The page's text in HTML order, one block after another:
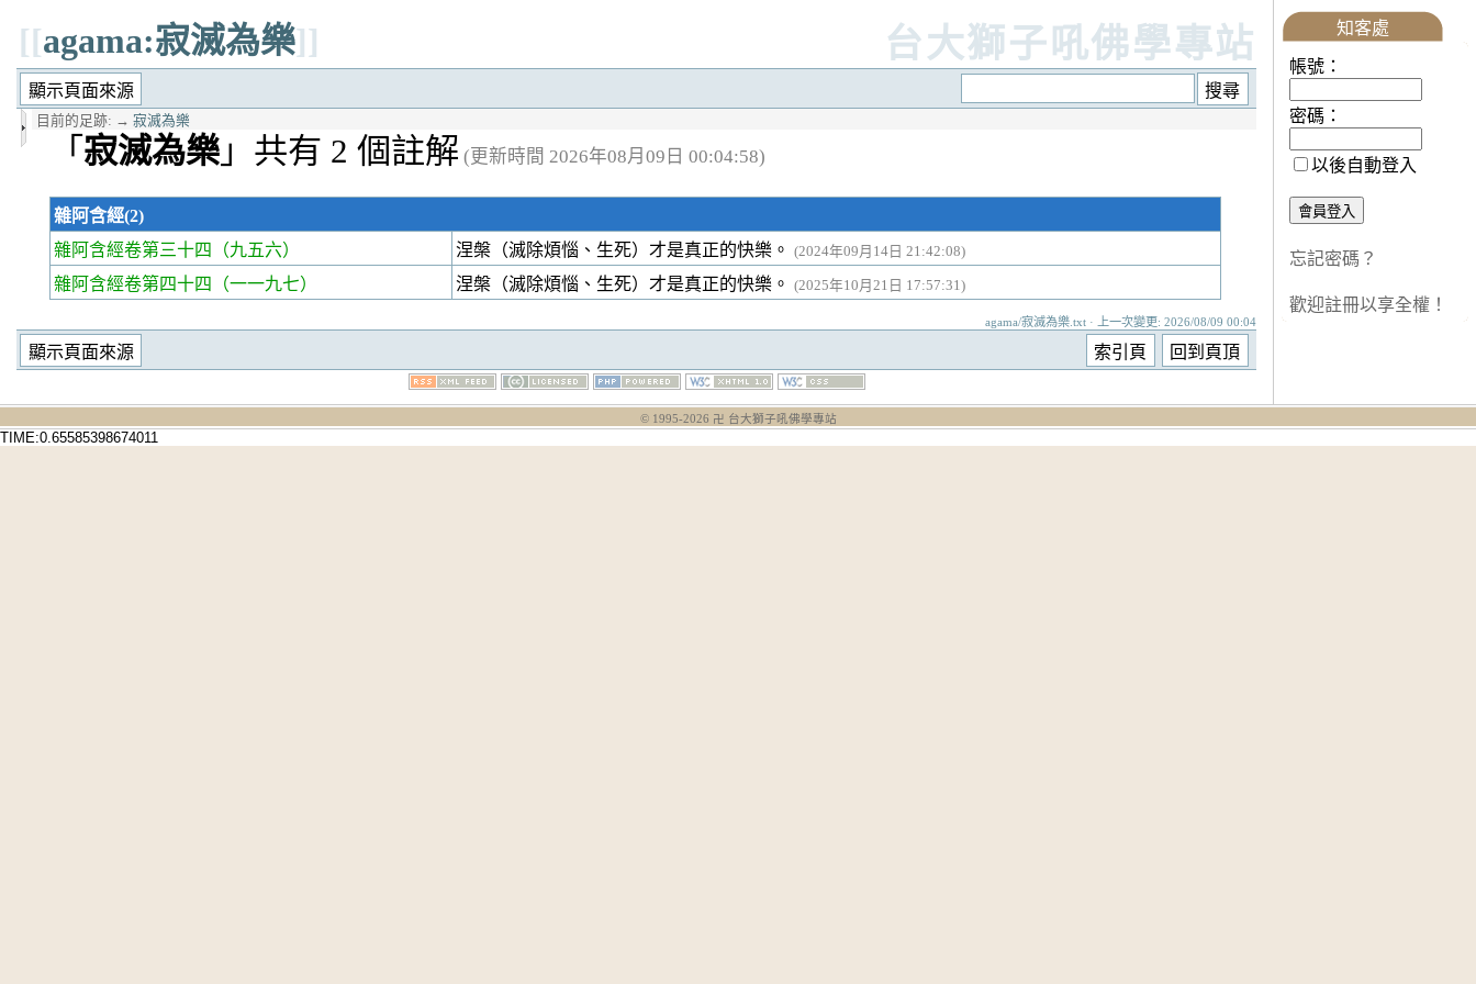
[[agama:寂滅為樂]] 台大獅子吼佛學專站
目前的足跡: → 寂滅為樂
「 寂滅為樂 」共有 2 個註解 (更新時間 2026年08月09日 00:04:58)
雜阿含經(2)
雜阿含經卷第三十四
（九五六） 涅槃（滅除煩惱、生死）才是真正的快樂。 (2024年09月14日 21:42:08)
雜阿含經卷第四十四 （一一九七） 涅槃（滅除煩惱、生死）才是真正的快樂。 (2025年10月21日 17:57:31)
agama/寂滅為樂.txt · 上一次變更: 2026/08/09 00:04
知客處
帳號：
密碼：
以後自動登入
忘記密碼？
歡迎註冊以享全權！
© 1995-2026 卍 台大獅子吼佛學專站
TIME:0.65585398674011